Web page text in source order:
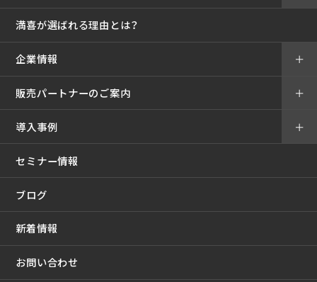
満喜が選ばれる理由とは？
企業情報 ＋
販売パートナーのご案内 ＋
導入事例
セミナー情報
＋
ブログ
新着情報
お問い合わせ